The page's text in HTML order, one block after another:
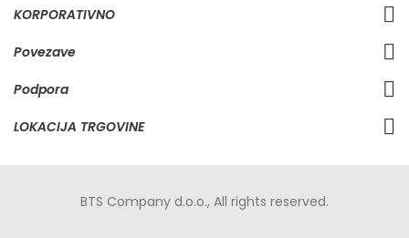
KORPORATIVNO
Povezave
Podpora
LOKACIJA TRGOVINE
BTS Company d.o.o., All rights reserved.